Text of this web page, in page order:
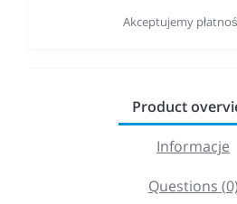
Akceptujemy
Product
Informacje
Questions (0)